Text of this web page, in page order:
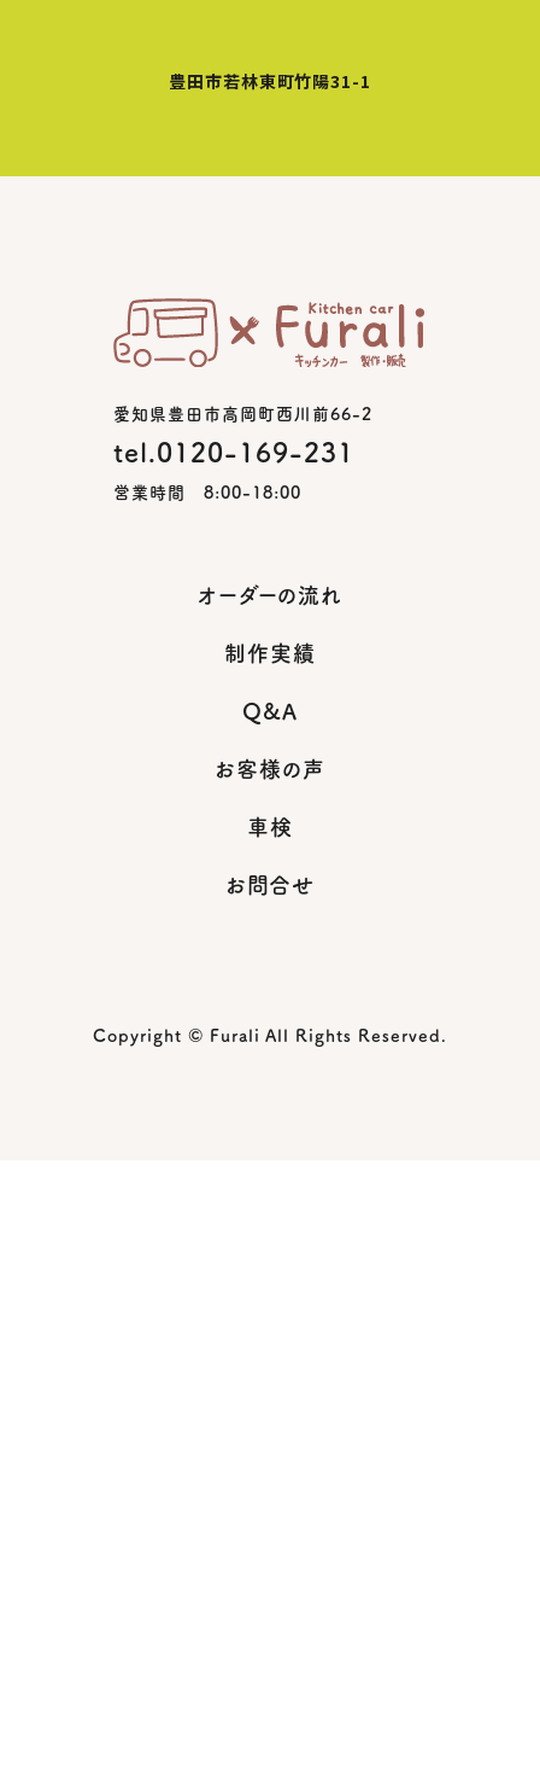
豊田市若林東町竹陽31-1
愛知県豊田市高岡町西川前66-2
tel.0120-169-231
営業時間 8:00-18:00
オーダーの流れ
制作実績
Q&A
お客様の声
車検
お問合せ
Copyright © Furali All Rights Reserved.